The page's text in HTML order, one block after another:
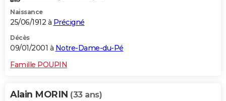
Naissance
25/06/1912 à Précigné
Décès
09/01/2001 à Notre-Dame-du-Pé
Famille POUPIN
Alain MORIN (33 ans)